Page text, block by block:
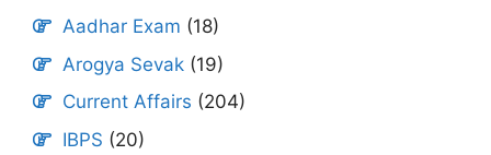
Aadhar Exam (18)
Arogya Sevak (19)
Current Affairs (204)
IBPS (20)